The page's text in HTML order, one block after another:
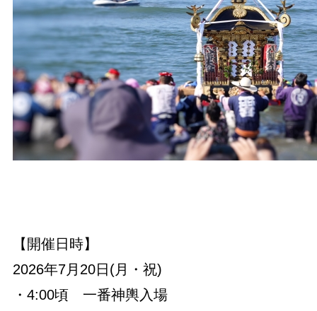
【開催日時】
2026年7月20日(月・祝)
・4:00頃 一番神輿入場